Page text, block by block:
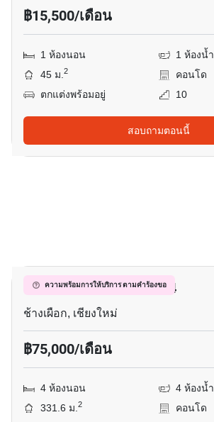
฿15,500/เดือน
1 ห้องนอน
1 ห้องน้ำ
45 ม.2
คอนโด
ตกแต่งพร้อมอยู่
10
สอบถามตอนนี้
ความพร้อมการให้บริการ ตามคำร้องขอ
ฮิลล์ไซด์ คอนโดมิเนียม 4
ช้างเผือก, เชียงใหม่
฿75,000/เดือน
4 ห้องนอน
4 ห้องน้ำ
331.6 ม.2 คอนโด